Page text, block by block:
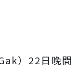
）22日晚間